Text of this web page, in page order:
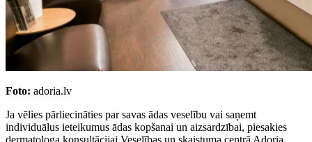
Foto: adoria.lv
Ja vēlies pārliecināties par savas ādas veselību vai saņemt
individuālus ieteikumus ādas kopšanai un aizsardzībai, piesakies
dermatologa konsultācijai Veselības un skaistuma centrā Adoria,